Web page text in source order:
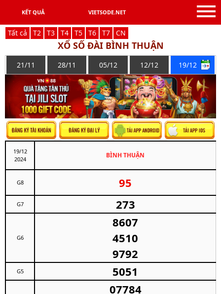
KẾT QUẢ VIETSODE.NET
Tất cả T2 T3 T4 T5 T6 T7 CN
XỔ SỐ ĐÀI BÌNH THUẬN
21/11 28/11 05/12 12/12 19/12
19/12
2024
BÌNH THUẬN
G8 95
G7 273
G6
8607
4510
9792
G5 5051
07784